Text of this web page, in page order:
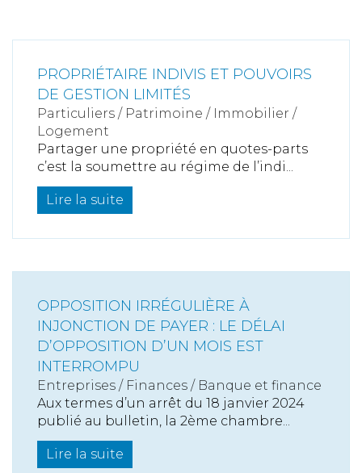
PROPRIÉTAIRE INDIVIS ET POUVOIRS
DE GESTION LIMITÉS
Particuliers / Patrimoine / Immobilier /
Logement
Partager une propriété en quotes-parts
c’est la soumettre au régime de l’indi...
Lire la suite
OPPOSITION IRRÉGULIÈRE À
INJONCTION DE PAYER : LE DÉLAI
D’OPPOSITION D’UN MOIS EST
INTERROMPU
Entreprises / Finances / Banque et finance
Aux termes d’un arrêt du 18 janvier 2024
publié au bulletin, la 2ème chambre...
Lire la suite